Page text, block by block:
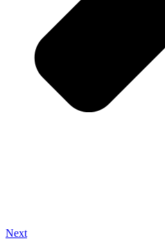
Next